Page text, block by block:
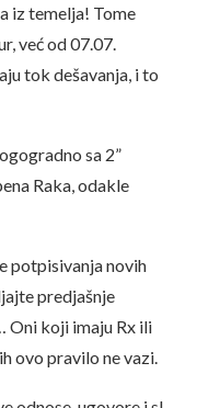
iz temelja! Tome
već od 07.07.
tok dešavanja, i to
sa 2”
Raka, odakle
potpisivanja novih
predjašnje
Oni koji imaju Rx ili
ovo pravilo ne vazi.